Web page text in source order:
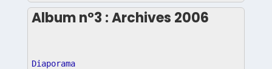
Album n°3 : Archives 2006
Diaporama